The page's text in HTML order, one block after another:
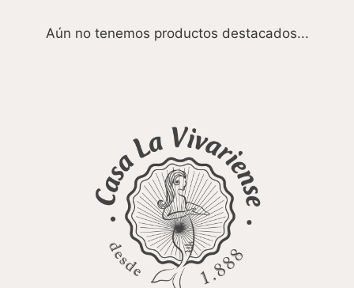
Aún no tenemos productos destacados...